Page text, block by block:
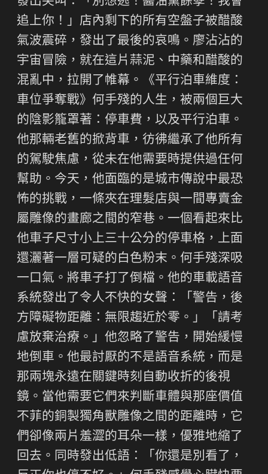
追上你！」店內剩下的所有空盤子被醋酸
氣波震碎，發出了最後的哀鳴。廖沾沾的
宇宙冒險，就在這片蒜泥、中藥和醋酸的
混亂中，拉開了帷幕。《平行泊車維度：
車位爭奪戰》何手殘的人生，被兩個巨大
的陰影籠罩著：停車費，以及平行泊車。
他那輛老舊的掀背車，彷彿繼承了他所有
的駕駛焦慮，從未在他需要時提供過任何
幫助。今天，他面臨的是城市傳說中最恐
怖的挑戰，一條夾在理髮店與一間專賣金
屬雕像的畫廊之間的窄巷。一個看起來比
他車子尺寸小上三十公分的停車格，上面
還灑著一層可疑的白色粉末。何手殘深吸
一口氣。將車子打了倒檔。他的車載語音
系統發出了令人不快的女聲：「警告，後
方障礙物距離：無限趨近於零。」「請考
慮放棄治療。」他忽略了警告，開始緩慢
地倒車。他最討厭的不是語音系統，而是
那兩塊永遠在關鍵時刻自動收折的後視
鏡。當他需要它們來判斷車體與那座價值
不菲的銅製獨角獸雕像之間的距離時，它
們卻像兩片羞澀的耳朵一樣，優雅地縮了
回去。同時發出低語：「你還是別看了，